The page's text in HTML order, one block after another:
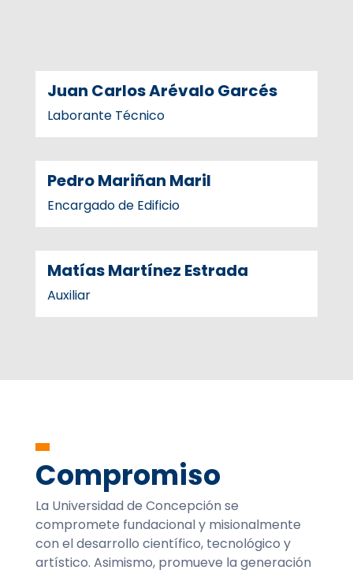
Juan Carlos Arévalo Garcés
Laborante Técnico
Pedro Mariñan Maril
Encargado de Edificio
Matías Martínez Estrada
Auxiliar
Compromiso
La Universidad de Concepción se
compromete fundacional y misionalmente
con el desarrollo científico, tecnológico y
artístico. Asimismo, promueve la generación